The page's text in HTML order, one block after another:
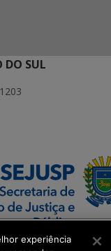
DO SUL
experiência